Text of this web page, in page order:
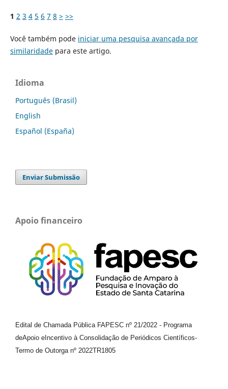
1 2 3 4 5 6 7 8 > >>
Você também pode iniciar uma pesquisa avançada por
similaridadepara este artigo.
Idioma
Português (Brasil)
English
Español (España)
Enviar Submissão
Apoio financeiro
Edital de Chamada Pública FAPESC nº 21/2022 - Programa
deApoio e Incentivo à Consolidação de Periódicos Científicos-
Termo de Outorga nº 2022TR1805